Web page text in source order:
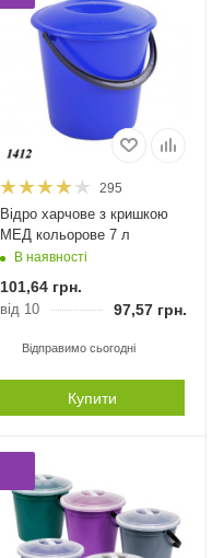
295
Відро харчове з кришкою
МЕД кольорове 7 л
В наявності
101,64грн.
від 10 97,57грн.
Відправимо сьогодні
Купити